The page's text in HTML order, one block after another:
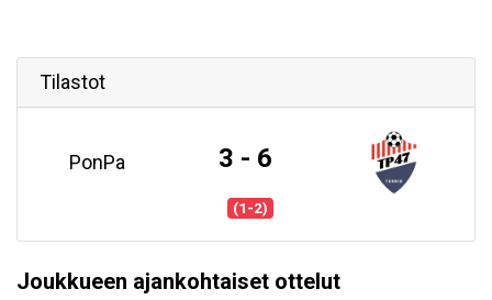
Tilastot
PonPa 3 - 6
(1-2)
Joukkueen ajankohtaiset ottelut